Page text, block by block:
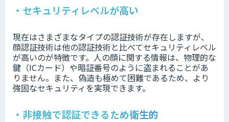
・セキュリティレベルが高い
現在はさまざまなタイプの認証技術が存在しますが、
顔認証技術は他の認証技術と比べてセキュリティレベル
が高いのが特徴です。人の顔に関する情報は、物理的な
鍵（ICカード）や暗証番号のように盗まれることがあ
りません。また、偽造も極めて困難であるため、より
強固なセキュリティを実現できます。
・非接触で認証できるため衛生的